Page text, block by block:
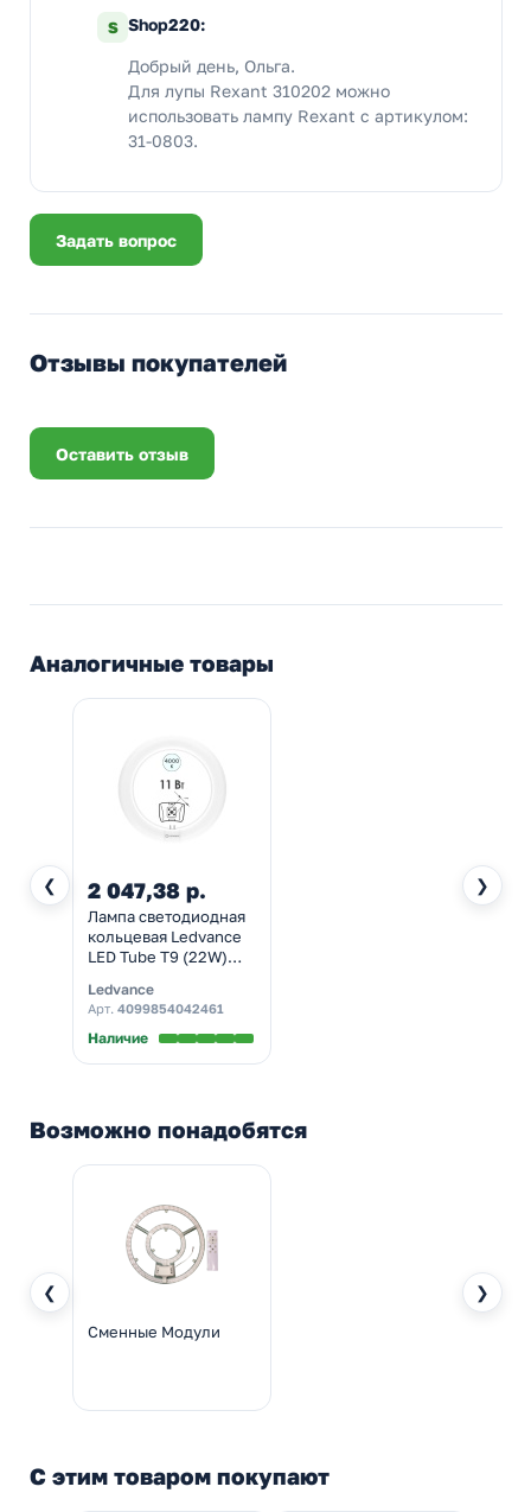
S Shop220:
Добрый день, Ольга.
Для лупы Rexant 310202 можно
использовать лампу Rexant c артикулом:
31-0803.
Задать вопрос
Отзывы покупателей
Оставить отзыв
Аналогичные товары
❮ ❯
2 047,38 р.
Лампа светодиодная
кольцевая Ledvance
LED Tube T9 (22W)
1320Lm D212mm
(ЭмПРА-220V)
Ledvance
Арт. 4099854042461
Наличие
Возможно понадобятся
❮ ❯
Сменные Модули
С этим товаром покупают